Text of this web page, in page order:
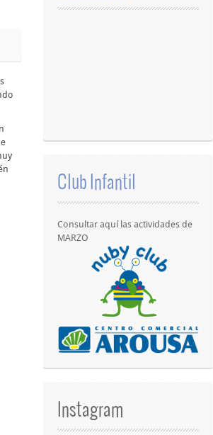
Club Infantil
Consultar aquí las actividades de
MARZO
Instagram